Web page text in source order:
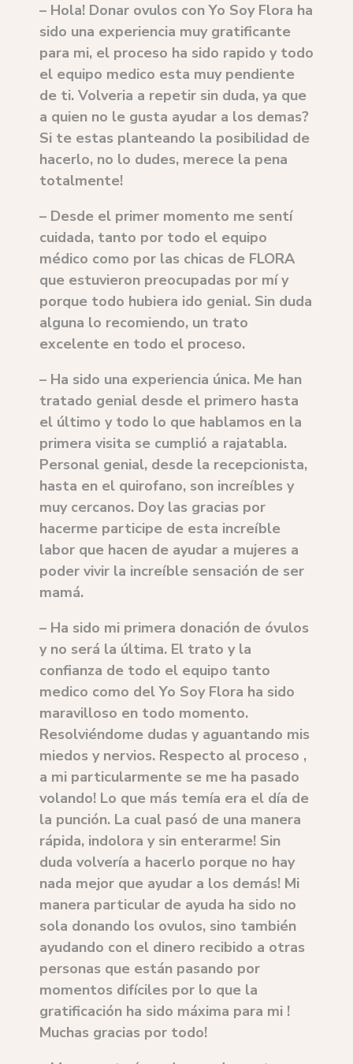
– Hola! Donar ovulos con Yo Soy Flora ha
sido una experiencia muy gratificante
para mi, el proceso ha sido rapido y todo
el equipo medico esta muy pendiente
de ti. Volveria a repetir sin duda, ya que
a quien no le gusta ayudar a los demas?
Si te estas planteando la posibilidad de
hacerlo, no lo dudes, merece la pena
totalmente!
– Desde el primer momento me sentí
cuidada, tanto por todo el equipo
médico como por las chicas de FLORA
que estuvieron preocupadas por mí y
porque todo hubiera ido genial. Sin duda
alguna lo recomiendo, un trato
excelente en todo el proceso.
– Ha sido una experiencia única. Me han
tratado genial desde el primero hasta
el último y todo lo que hablamos en la
primera visita se cumplió a rajatabla.
Personal genial, desde la recepcionista,
hasta en el quirofano, son increíbles y
muy cercanos. Doy las gracias por
hacerme participe de esta increíble
labor que hacen de ayudar a mujeres a
poder vivir la increíble sensación de ser
mamá.
– Ha sido mi primera donación de óvulos
y no será la última. El trato y la
confianza de todo el equipo tanto
medico como del Yo Soy Flora ha sido
maravilloso en todo momento.
Resolviéndome dudas y aguantando mis
miedos y nervios. Respecto al proceso ,
a mi particularmente se me ha pasado
volando! Lo que más temía era el día de
la punción. La cual pasó de una manera
rápida, indolora y sin enterarme! Sin
duda volvería a hacerlo porque no hay
nada mejor que ayudar a los demás! Mi
manera particular de ayuda ha sido no
sola donando los ovulos, sino también
ayudando con el dinero recibido a otras
personas que están pasando por
momentos difíciles por lo que la
gratificación ha sido máxima para mi !
Muchas gracias por todo!